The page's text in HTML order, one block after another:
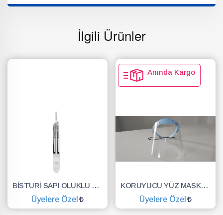
İlgili Ürünler
BİSTURİ SAPI OLUKLU NO.3
Üyelere Özel
Anında Kargo
KORUYUCU YÜZ MASKESİ SİPERLİK.YÜZ KALKANI.DENTAL MASKE
Üyelere Özel